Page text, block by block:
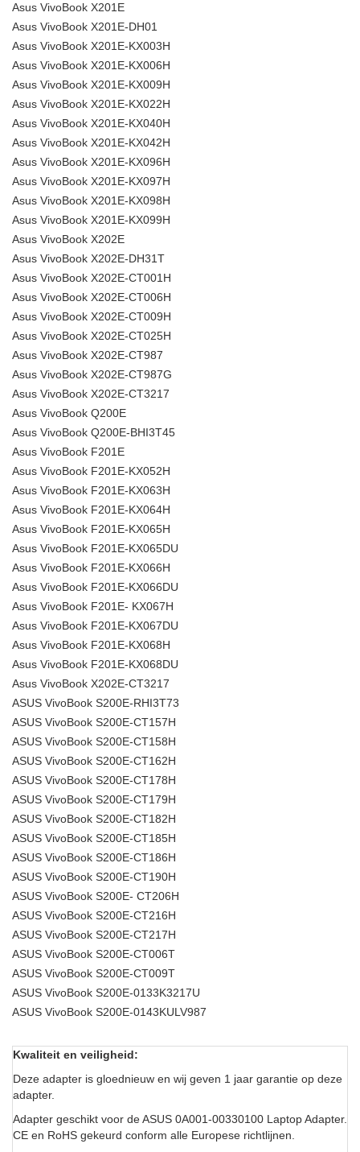
Asus VivoBook X201E
Asus VivoBook X201E-DH01
Asus VivoBook X201E-KX003H
Asus VivoBook X201E-KX006H
Asus VivoBook X201E-KX009H
Asus VivoBook X201E-KX022H
Asus VivoBook X201E-KX040H
Asus VivoBook X201E-KX042H
Asus VivoBook X201E-KX096H
Asus VivoBook X201E-KX097H
Asus VivoBook X201E-KX098H
Asus VivoBook X201E-KX099H
Asus VivoBook X202E
Asus VivoBook X202E-DH31T
Asus VivoBook X202E-CT001H
Asus VivoBook X202E-CT006H
Asus VivoBook X202E-CT009H
Asus VivoBook X202E-CT025H
Asus VivoBook X202E-CT987
Asus VivoBook X202E-CT987G
Asus VivoBook X202E-CT3217
Asus VivoBook Q200E
Asus VivoBook Q200E-BHI3T45
Asus VivoBook F201E
Asus VivoBook F201E-KX052H
Asus VivoBook F201E-KX063H
Asus VivoBook F201E-KX064H
Asus VivoBook F201E-KX065H
Asus VivoBook F201E-KX065DU
Asus VivoBook F201E-KX066H
Asus VivoBook F201E-KX066DU
Asus VivoBook F201E- KX067H
Asus VivoBook F201E-KX067DU
Asus VivoBook F201E-KX068H
Asus VivoBook F201E-KX068DU
Asus VivoBook X202E-CT3217
ASUS VivoBook S200E-RHI3T73
ASUS VivoBook S200E-CT157H
ASUS VivoBook S200E-CT158H
ASUS VivoBook S200E-CT162H
ASUS VivoBook S200E-CT178H
ASUS VivoBook S200E-CT179H
ASUS VivoBook S200E-CT182H
ASUS VivoBook S200E-CT185H
ASUS VivoBook S200E-CT186H
ASUS VivoBook S200E-CT190H
ASUS VivoBook S200E- CT206H
ASUS VivoBook S200E-CT216H
ASUS VivoBook S200E-CT217H
ASUS VivoBook S200E-CT006T
ASUS VivoBook S200E-CT009T
ASUS VivoBook S200E-0133K3217U
ASUS VivoBook S200E-0143KULV987
Kwaliteit en veiligheid:
Deze adapter is gloednieuw en wij geven 1 jaar garantie op deze
adapter.
Adapter geschikt voor de ASUS 0A001-00330100 Laptop Adapter.
CE en RoHS gekeurd conform alle Europese richtlijnen.